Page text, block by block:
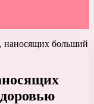
наносящих больший